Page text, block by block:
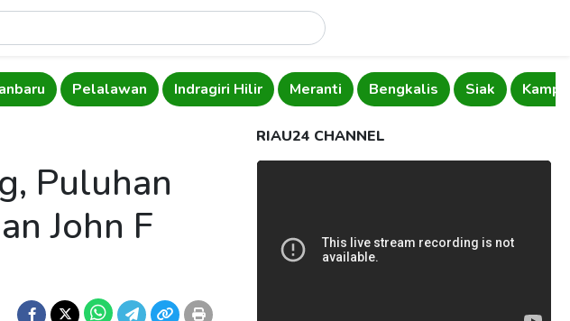
Pelalawan Indragiri Hilir Meranti Bengkalis Siak
Puluhan
John F
RIAU24 CHANNEL